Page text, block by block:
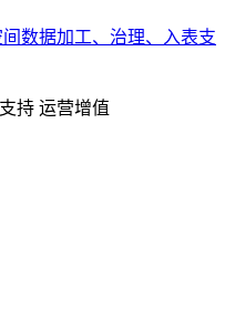
数据加工、治理、入表支
持 运营增值